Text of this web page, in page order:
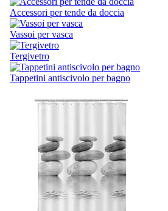
Accessori per tende da doccia
Vassoi per vasca
Tergivetro
Tappetini antiscivolo per bagno